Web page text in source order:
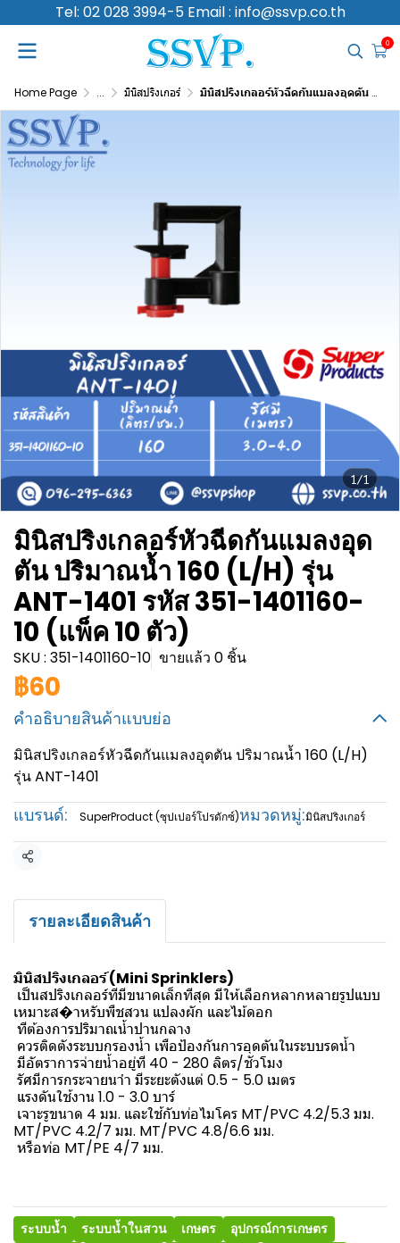
Tel: 02 028 3994-5 Email : info@ssvp.co.th
0
Home Page ... มินิสปริงเกอร์ มินิสปริงเกลอร์หัวฉีดกันแมลงอุดตัน ปริมาณน้ำ 160 (L/H) รุ่น ANT-1401 รหัส 351-1401160-10 (แพ็ค 10 ตัว)
1/1
มินิสปริงเกลอร์หัวฉีดกันแมลงอุด
ตัน ปริมาณน้ำ 160 (L/H) รุ่น
ANT-1401 รหัส 351-1401160-
10 (แพ็ค 10 ตัว)
SKU : 351-1401160-10 ขายแล้ว 0 ชิ้น
฿60
คำอธิบายสินค้าแบบย่อ
มินิสปริงเกลอร์หัวฉีดกันแมลงอุดตัน ปริมาณน้ำ 160 (L/H)
รุ่น ANT-1401
แบรนด์: SuperProduct (ซุปเปอร์โปรดักซ์)หมวดหมู่:มินิสปริงเกอร์
แชร์
รายละเอียดสินค้า
มินิสปริงเกลอร์ (Mini Sprinklers)
เป็นสปริงเกลอร์ทีมีขนาดเล็กทีสุด มีให้เลือกหลากหลายรูปแบบ
เหมาะส�าหรับพืชสวน แปลงผัก และไม้ดอก
ทีต้องการปริมาณน้ำปานกลาง
ควรติดตังระบบกรองน้ำ เพือป้องกันการอุดตันในระบบรดน้ำ
มีอัตราการจ่ายน้ำอยู่ที 40 - 280 ลิตร/ชัวโมง
รัศมีการกระจายนาำ มีระยะตังแต่ 0.5 - 5.0 เมตร
แรงดันใช้งาน 1.0 - 3.0 บาร์
เจาะรูขนาด 4 มม. และใช้กับท่อไมโคร MT/PVC 4.2/5.3 มม.
MT/PVC 4.2/7 มม. MT/PVC 4.8/6.6 มม.
หรือท่อ MT/PE 4/7 มม.
ระบบน้ำ ระบบน้ำในสวน เกษตร
อุปกรณ์การเกษตร